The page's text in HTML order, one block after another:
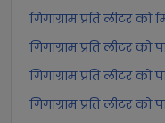
गिगाग्राम प्रति लीटर को
गिगाग्राम प्रति लीटर
गिगाग्राम प्रति लीटर
गिगाग्राम प्रति लीटर